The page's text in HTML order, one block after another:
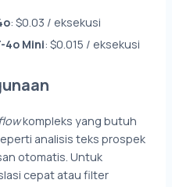
: $0.03 / eksekusi
4o Mini: $0.015 / eksekusi
kompleks yang butuh
analisis teks prospek
otomatis. Untuk
cepat atau filter